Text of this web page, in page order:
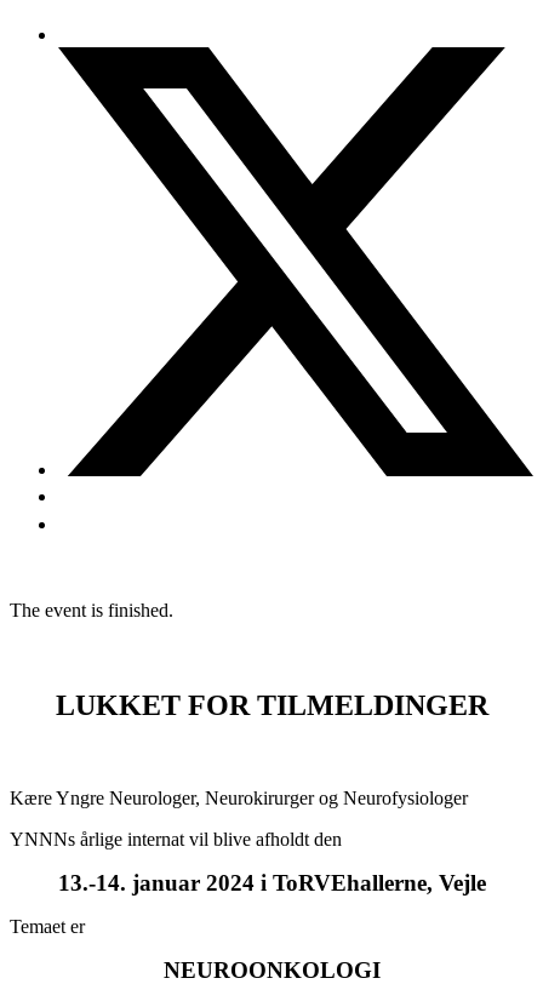
The event is finished.
LUKKET FOR TILMELDINGER
Kære Yngre Neurologer, Neurokirurger og Neurofysiologer
YNNNs årlige internat vil blive afholdt den
13.-14. januar 2024 i ToRVEhallerne, Vejle
Temaet er
NEUROONKOLOGI